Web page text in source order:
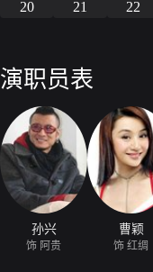
20
21 22
演职员表
孙兴
饰 阿贵
曹颖
饰 红绸